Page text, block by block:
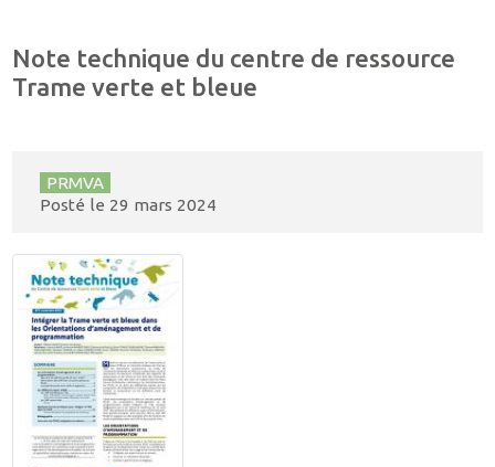
Note technique du centre de ressource
Trame verte et bleue
PRMVA
Posté le 29 mars 2024